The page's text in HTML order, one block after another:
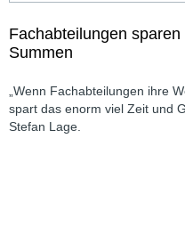
Fachabteilungen
Summen
„Wenn Fachabteilungen ihre
spart das enorm viel Zeit und
Stefan Lage.